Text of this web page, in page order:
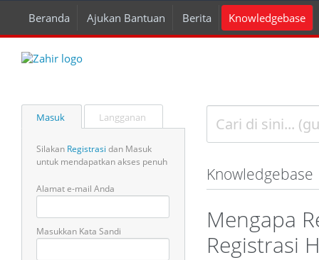
Beranda Ajukan Bantuan Berita Knowledgebase
Masuk Langganan
Silakan Registrasi dan Masuk
untuk mendapatkan akses penuh
Alamat e-mail Anda
Masukkan Kata Sandi
Knowledgebase
Mengapa
Registrasi